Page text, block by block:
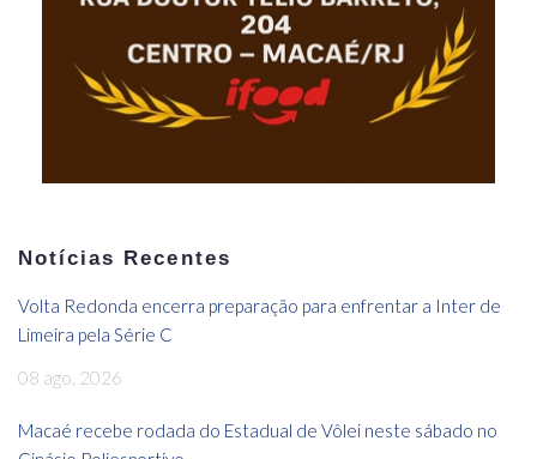
Notícias Recentes
Volta Redonda encerra preparação para enfrentar a Inter de
Limeira pela Série C
08 ago, 2026
Macaé recebe rodada do Estadual de Vôlei neste sábado no